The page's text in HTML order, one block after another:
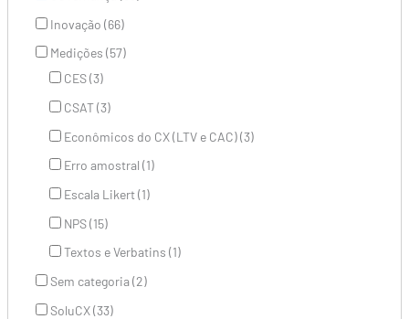
Inovação (66)
Medições (57)
CES (3)
CSAT (3)
Econômicos do CX (LTV e CAC) (3)
Erro amostral (1)
Escala Likert (1)
NPS (15)
Textos e Verbatins (1)
Sem categoria (2)
SoluCX (33)